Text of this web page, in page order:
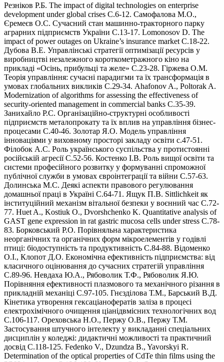
Резніков Р.Б. The impact of digital technologies on enterprise
development under global crises С.6-12. Самофалова М.О.,
Єремеєв О.С. Сучасний стан машинно-тракторного парку
аграрних підприємств України С.13-17. Lomonosov D. The
impact of power outages on Ukraine’s insurance market С.18-22.
Дубова В.Е. Управлінські стратегії оптимізації ресурсів у
виробництві незалежного короткометражного кіно на
прикладі «Осінь, прибульці та желе» С.23-28. Гіржева О.М.
Теорія управління: сучасні парадигми та їх трансформація в
умовах глобальних викликів С.29-34. Ahafonov A., Poltorak A.
Modernization of algorithms for assessing the effectiveness of
security-oriented management in commercial banks С.35-39.
Занихайло Р.С. Організаційно-структурні особливості
підприємств металопрокату та їх вплив на управління бізнес-
процесами С.40-46. Золотар Я.О. Модель управління
інноваціями у виховному просторі закладу освіти с.47-51.
Філобок А.С. Роль українського суспільства у протистоянні
російській агресії С.52-56. Костенко І.В. Роль вищої освіти та
системи професійного розвитку у формуванні спроможної
публічної служби в умовах євроінтеграції та війни С.57-63.
Долинська М.С. Деякі аспекти правового регулювання
домашньої праці в Україні С.64-71. Ящук П.В. Sittlichkeit як
інституційний механізм вітальної безпеки у воєнний час С.72-
77. Huet A., Kostiuk O., Dvorshchenko K. Quantitative analysis of
GAST gene expression in rat gastric mucosa cells under stress С.78-
83. Борковський Р.О. Порівняльна характеристика
неорганічних та органічних форм мікроелементів у годівлі
птиці: біодоступність та продуктивність С.84-88. Відоменко
О.І., Клопот Д.О. Економічна ефективність підприємства: від
класичного оцінювання до сучасних стратегій управління
С.89-96. Невдаха Ю.А., Рябоволик Т.Ф., Рябоволик Я.Ю.
Порівняння ефективності плазмового та механічного різання в
прикладній механіці С.97-105. Гнєзділова Т.М., Барський В.Д.
Кінетика утворення гексаціанофератів заліза в процесі
електрохімічного очищення ціанідвмісних технологічних вод
С.106-117. Ореховська Н.О., Пержу О.В., Пержу Т.М.
Застосування штучного інтелекту у викладанні спеціальних
дисциплін у коледжі: дидактичні можливості та практичний
досвід С.118-125. Fedenkо V., Dzundza B., Yavorskyi R.
Determination of the optical properties of CdTe thin films using the